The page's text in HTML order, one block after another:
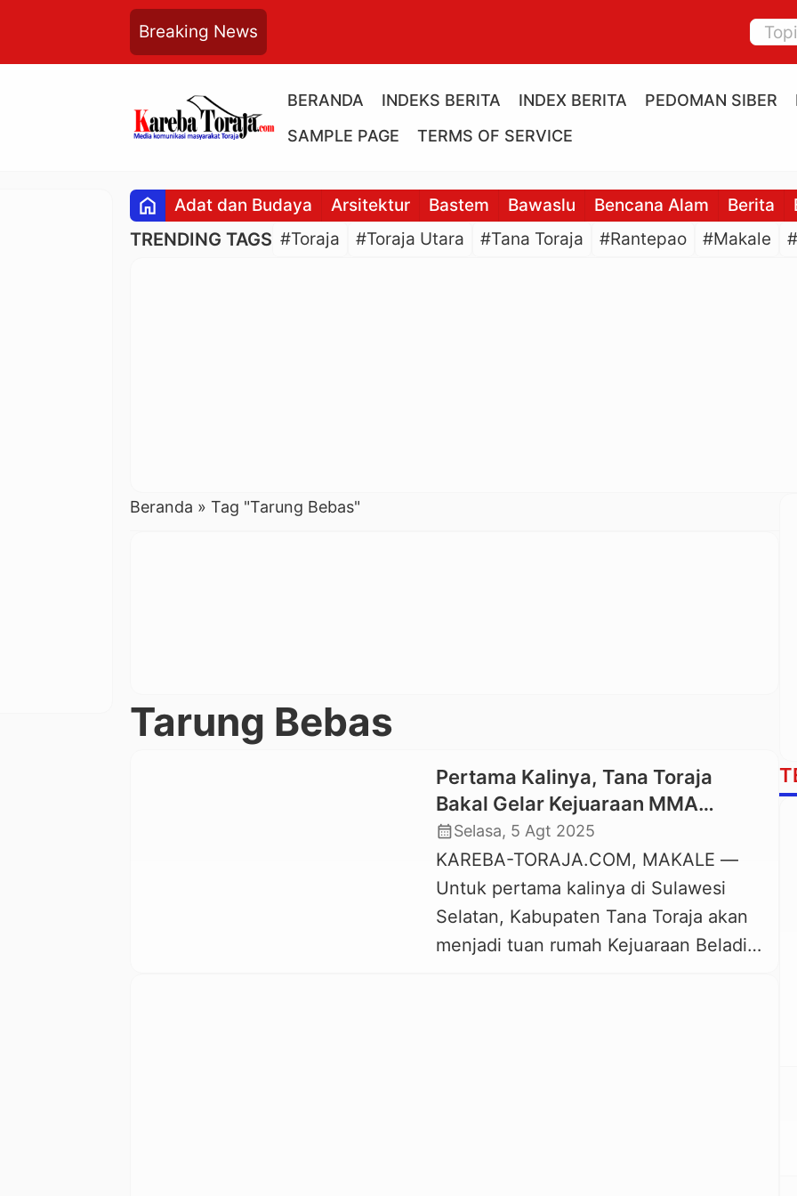
Breaking News
BERANDA INDEKS BERITA INDEX BERITA PEDOMAN SIBER
SAMPLE PAGE
TERMS OF SERVICE
home Adat dan Budaya Arsitektur Bastem Bawaslu Bencana Alam Berita
TRENDING TAGS #Toraja #Toraja Utara #Tana Toraja #Rantepao #Makale
Beranda » Tag "Tarung Bebas"
Tarung Bebas
Pertama Kalinya, Tana Toraja
Bakal Gelar Kejuaraan MMA
Amatir, Gunakan Arena Octagon
calendar_monthSelasa, 5 Agt 2025
KAREBA-TORAJA.COM, MAKALE —
Untuk pertama kalinya di Sulawesi
Selatan, Kabupaten Tana Toraja akan
menjadi tuan rumah Kejuaraan Beladiri